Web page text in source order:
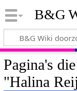
B&G
Pagina's
"Halina